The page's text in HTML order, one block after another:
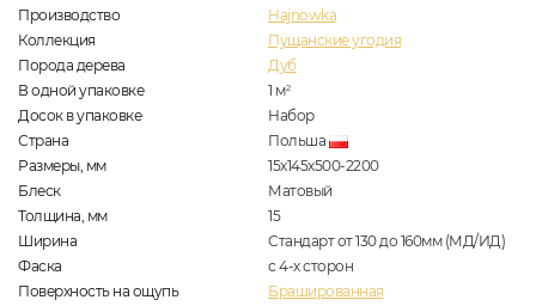
Производство
Hajnowka
Коллекция
Пущанские угодия
Порода дерева
Дуб
В одной упаковке
1 м2
Досок в упаковке
Набор
Страна
Польша
Размеры, мм
15х145х500-2200
Блеск
Матовый
Толщина, мм
15
Ширина
Стандарт от 130 до 160мм (МД/ИД)
Фаска
с 4-х сторон
Поверхность на ощупь
Брашированная